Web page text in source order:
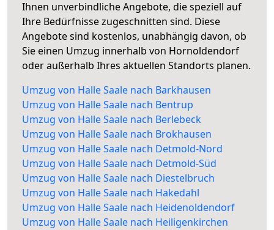
Ihnen unverbindliche Angebote, die speziell auf
Ihre Bedürfnisse zugeschnitten sind. Diese
Angebote sind kostenlos, unabhängig davon, ob
Sie einen Umzug innerhalb von Hornoldendorf
oder außerhalb Ihres aktuellen Standorts planen.
Umzug von Halle Saale nach Barkhausen
Umzug von Halle Saale nach Bentrup
Umzug von Halle Saale nach Berlebeck
Umzug von Halle Saale nach Brokhausen
Umzug von Halle Saale nach Detmold-Nord
Umzug von Halle Saale nach Detmold-Süd
Umzug von Halle Saale nach Diestelbruch
Umzug von Halle Saale nach Hakedahl
Umzug von Halle Saale nach Heidenoldendorf
Umzug von Halle Saale nach Heiligenkirchen